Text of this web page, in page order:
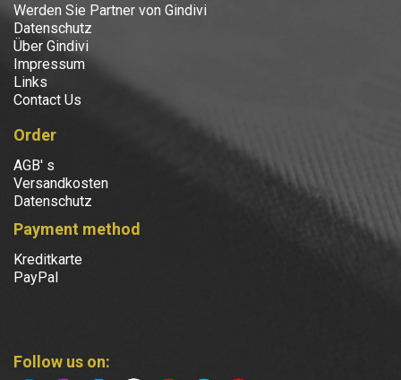
Werden Sie Partner von Gindivi
Datenschutz
Über Gindivi
Impressum
Links
Contact Us
Order
AGB' s
Versandkosten
Datenschutz
Payment method
Kreditkarte
PayPal
Follow us on: